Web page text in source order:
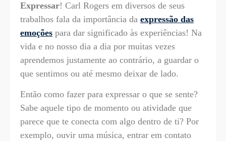
Expressar! Carl Rogers em diversos de seus
trabalhos fala da importância da expressão das
emoções para dar significado às experiências! Na
vida e no nosso dia a dia por muitas vezes
aprendemos justamente ao contrário, a guardar o
que sentimos ou até mesmo deixar de lado.
Então como fazer para expressar o que se sente?
Sabe aquele tipo de momento ou atividade que
parece que te conecta com algo dentro de ti? Por
exemplo, ouvir uma música, entrar em contato